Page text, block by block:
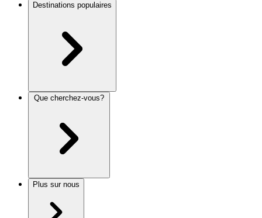
Destinations populaires
Plus sur nous